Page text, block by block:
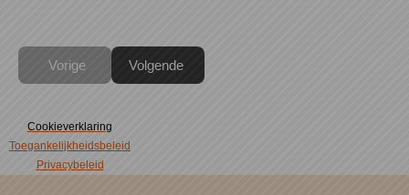
Vorige Volgende
Cookieverklaring
Toegankelijkheidsbeleid
Privacybeleid